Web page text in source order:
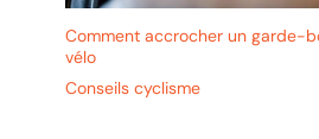
Comment accrocher un garde-
vélo
Conseils cyclisme